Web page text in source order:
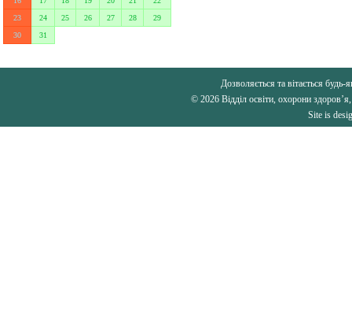
23
24 25 26 27 28
29
30
31
Дозволяється та вітається будь-
© 2026 Відділ освіти, охорони
Site is